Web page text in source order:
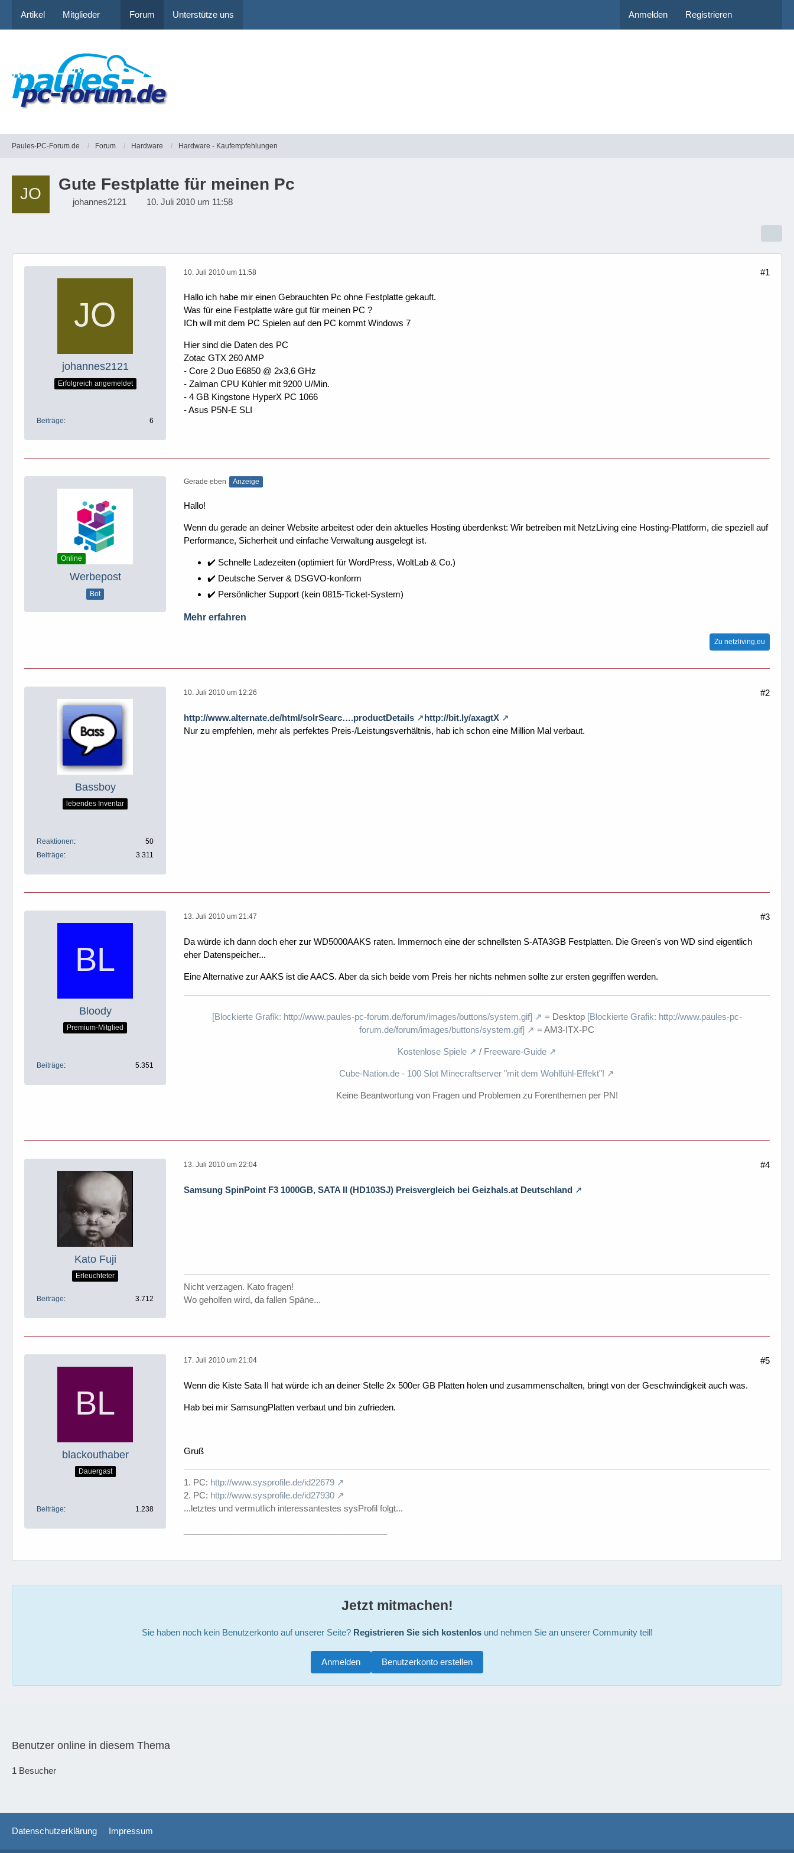
Artikel Mitglieder Forum Unterstütze uns Anmelden Registrieren
Paules-PC-Forum.de Forum Hardware Hardware - Kaufempfehlungen
Gute Festplatte für meinen Pc
johannes2121 10. Juli 2010 um 11:58
johannes2121
Erfolgreich angemeldet
Beiträge 6
10. Juli 2010 um 11:58 #1
Hallo ich habe mir einen Gebrauchten Pc ohne Festplatte gekauft.
Was für eine Festplatte wäre gut für meinen PC ?
ICh will mit dem PC Spielen auf den PC kommt Windows 7
Hier sind die Daten des PC
Zotac GTX 260 AMP
- Core 2 Duo E6850 @ 2x3,6 GHz
- Zalman CPU Kühler mit 9200 U/Min.
- 4 GB Kingstone HyperX PC 1066
- Asus P5N-E SLI
Online
Werbepost
Bot
Gerade eben Anzeige
Hallo!
Wenn du gerade an deiner Website arbeitest oder dein aktuelles Hosting überdenkst: Wir betreiben mit NetzLiving eine Hosting-Plattform, die speziell auf
Performance, Sicherheit und einfache Verwaltung ausgelegt ist.
✔️ Schnelle Ladezeiten (optimiert für WordPress, WoltLab & Co.)
✔️ Deutsche Server & DSGVO-konform
✔️ Persönlicher Support (kein 0815-Ticket-System)
Mehr erfahren
Zu netzliving.eu
Bassboy
lebendes Inventar
Reaktionen
50
Beiträge
3.311
10. Juli 2010 um 12:26 #2
http://www.alternate.de/html/solrSearc….productDetails
http://bit.ly/axagtX
Nur zu empfehlen, mehr als perfektes Preis-/Leistungsverhältnis, hab ich schon eine Million Mal verbaut.
Bloody
Premium-Mitglied
Beiträge 5.351
13. Juli 2010 um 21:47 #3
Da würde ich dann doch eher zur WD5000AAKS raten. Immernoch eine der schnellsten S-ATA3GB Festplatten. Die Green's von WD sind eigentlich
eher Datenspeicher...
Eine Alternative zur AAKS ist die AACS. Aber da sich beide vom Preis her nichts nehmen sollte zur ersten gegriffen werden.
[Blockierte Grafik: http://www.paules-pc-forum.de/forum/images/buttons/system.gif] = Desktop [Blockierte Grafik: http://www.paules-pc-
forum.de/forum/images/buttons/system.gif]
= AM3-ITX-PC
Kostenlose Spiele / Freeware-Guide
Cube-Nation.de - 100 Slot Minecraftserver "mit dem Wohlfühl-Effekt"!
Keine Beantwortung von Fragen und Problemen zu Forenthemen per PN!
Kato Fuji
Erleuchteter
Beiträge 3.712
13. Juli 2010 um 22:04 #4
Samsung SpinPoint F3 1000GB, SATA II (HD103SJ) Preisvergleich bei Geizhals.at Deutschland
Nicht verzagen. Kato fragen!
Wo geholfen wird, da fallen Späne...
blackouthaber
Dauergast
Beiträge 1.238
17. Juli 2010 um 21:04 #5
Wenn die Kiste Sata II hat würde ich an deiner Stelle 2x 500er GB Platten holen und zusammenschalten, bringt von der Geschwindigkeit auch was.
Hab bei mir SamsungPlatten verbaut und bin zufrieden.
Gruß
1. PC: http://www.sysprofile.de/id22679
2. PC: http://www.sysprofile.de/id27930
...letztes und vermutlich interessantestes sysProfil folgt...
Jetzt mitmachen!
Sie haben noch kein Benutzerkonto auf unserer Seite? Registrieren Sie sich kostenlosund nehmen Sie an unserer Community teil!
Benutzerkonto erstellen
Anmelden
Benutzer online in diesem Thema
1 Besucher
Datenschutzerklärung Impressum